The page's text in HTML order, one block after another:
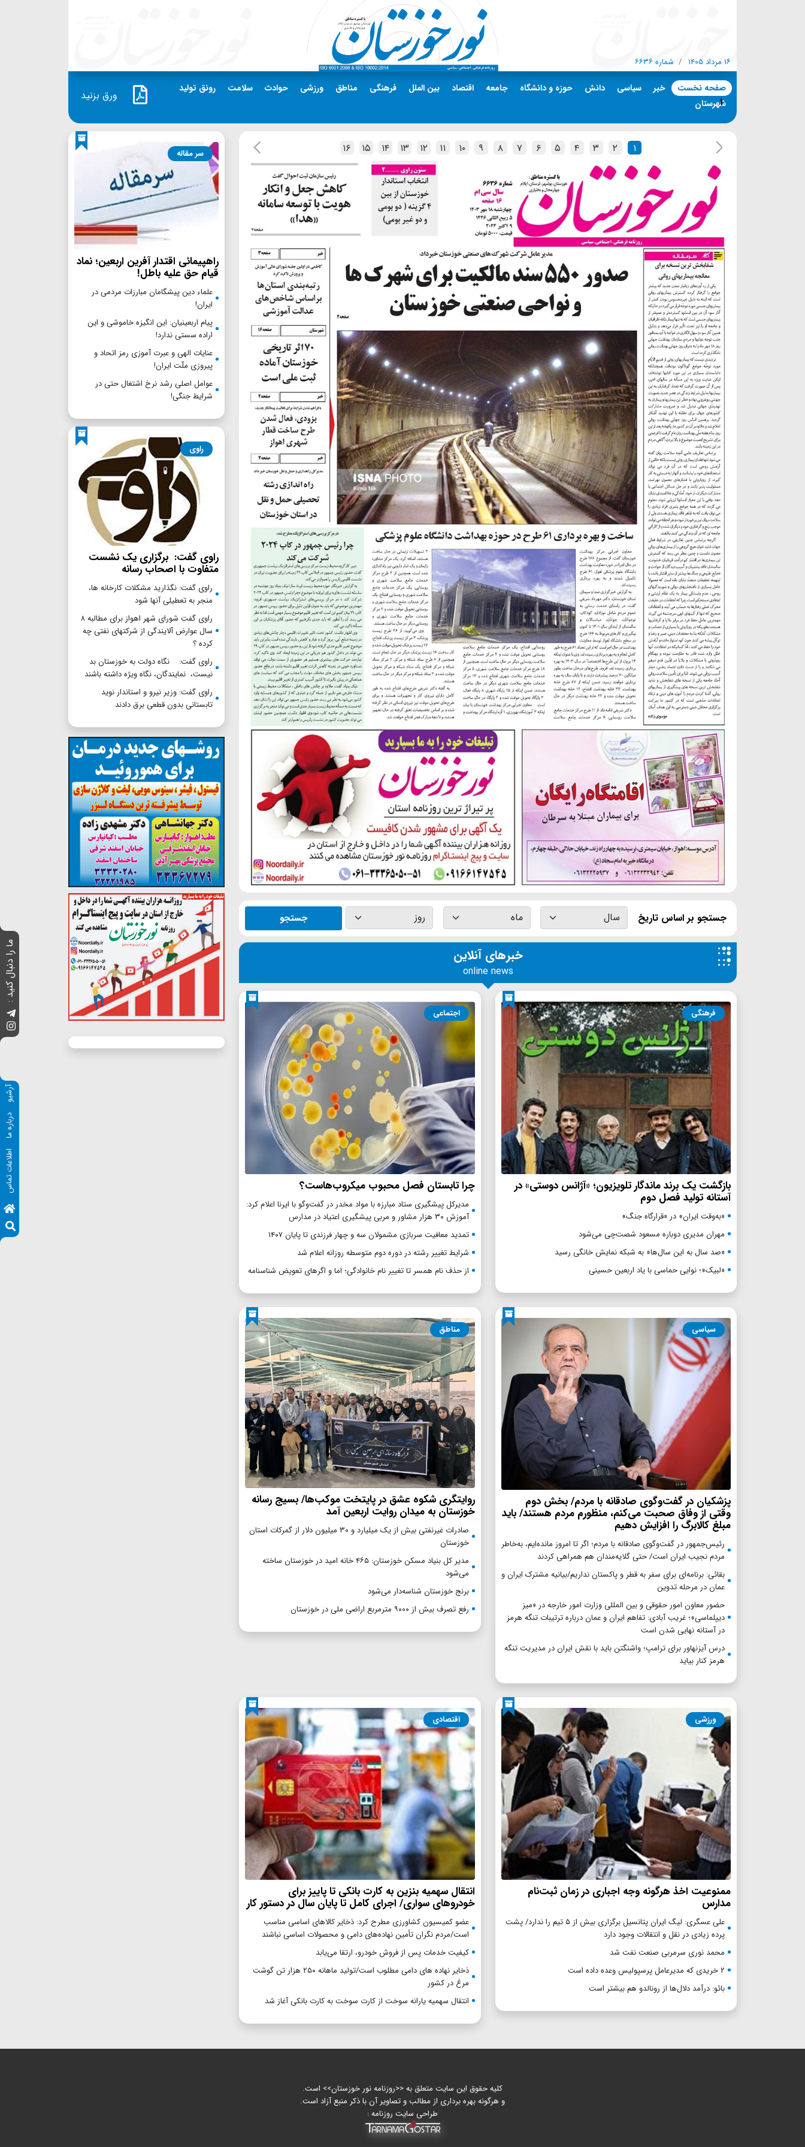
ما را دنبال کنید :
آرشیو
درباره ما
اطلاعات تماس
۱۶ مرداد ۱۴۰۵ شماره ۶۶۳۶
صفحه نخست
۱
خبر سیاسی دانش حوزه و دانشگاه جامعه اقتصاد بین الملل فرهنگی مناطق ورزشی حوادث سلامت
رونق تولید
شهرستان
ورق بزنید
۱ ۲ ۳ ۴ ۵ ۶ ۷ ۸ ۹ ۱۰ ۱۱ ۱۲ ۱۳ ۱۴ ۱۵ ۱۶
جستجو بر اساس تاریخ جستجو
خبرهای آنلاین
online news
فرهنگی
بازگشت یک برند ماندگار تلویزیون؛ «آژانس دوستی» در
آستانه تولید فصل دوم
«به‌وقت ایران» در «قرارگاه جنگ»
مهران مدیری دوباره مسعود شصت‌چی می‌شود
«صد سال به این سال‌ها» به شبکه نمایش خانگی رسید
«لبیک»؛ نوایی حماسی با یاد اربعین حسینی
اجتماعی
چرا تابستان فصل محبوب میکروب‌هاست؟
مدیرکل پیشگیری ستاد مبارزه با مواد مخدر در گفت‌وگو با ایرنا اعلام کرد:
آموزش ۳۰ هزار مشاور و مربی پیشگیری اعتیاد در مدارس
تمدید معافیت سربازی مشمولان سه و چهار فرزندی تا پایان ۱۴۰۷
شرایط تغییر رشته در دوره دوم متوسطه روزانه اعلام شد
از حذف نام همسر تا تغییر نام خانوادگی؛ اما و اگرهای تعویض شناسنامه
سیاسی
پزشکیان در گفت‌وگوی صادقانه با مردم/ بخش دوم
وقتی از وفاق صحبت می‌کنم، منظورم مردم هستند/ باید
مبلغ کالابرگ را افزایش دهیم
رئیس‌جمهور در گفت‌وگوی صادقانه با مردم؛ اگر تا امروز مانده‌ایم، به‌خاطر
مردم نجیب ایران است/ حتی گلایه‌مندان هم همراهی کردند
بقائی: برنامه‌ای برای سفر به قطر و پاکستان نداریم/بیانیه مشترک ایران و
عمان در مرحله تدوین
حضور معاون امور حقوقی و بین المللی وزارت امور خارجه در «میز
دیپلماسی»؛ غریب آبادی: تفاهم ایران و عمان درباره ترتیبات تنگه هرمز
در آستانه نهایی شدن است
درس آیزنهاور برای ترامپ؛ واشنگتن باید با نقش ایران در مدیریت تنگه
هرمز کنار بیاید
مناطق
روایتگری شکوه عشق در پایتخت موکب‌ها/ بسیج رسانه
خوزستان به میدان روایت اربعین آمد
صادرات غیرنفتی بیش از یک میلیارد و ۳۰ میلیون دلار از گمرکات استان
خوزستان
مدیر کل بنیاد مسکن خوزستان: ۴۶۵ خانه امید در خوزستان ساخته
می‌شود
برنج خوزستان شناسه‌دار می‌شود
رفع تصرف بیش از ۹۰۰۰ مترمربع اراضی ملی در خوزستان
ورزشی
ممنوعیت اخذ هرگونه وجه اجباری در زمان ثبت‌نام
مدارس
علی عسگری: لیگ ایران پتانسیل برگزاری بیش از ۵ تیم را ندارد/ پشت
پرده زیادی در نقل و انتقالات وجود دارد
محمد نوری سرمربی صنعت نفت شد
۲ خریدی که مدیرعامل پرسپولیس وعده داده است
بائو: درآمد دلال‌ها از رونالدو هم بیشتر است
اقتصادی
انتقال سهمیه بنزین به کارت بانکی تا پاییز برای
خودروهای سواری/ اجرای کامل تا پایان سال در دستور کار
عضو کمیسیون کشاورزی مطرح کرد: ذخایر کالاهای اساسی مناسب
است/مردم نگران تأمین نهاده‌های دامی و محصولات اساسی نباشند
کیفیت خدمات پس از فروش خودرو، ارتقا می‌یابد
ذخایر نهاده های دامی مطلوب است/تولید ماهانه ۲۵۰ هزار تن گوشت
مرغ در کشور
انتقال سهمیه یارانه سوخت از کارت سوخت به کارت بانکی آغاز شد
سر مقاله
راهپیمائی اقتدار آفرین اربعین؛ نماد
قیام حق علیه باطل!
علماء دین پیشگامان مبارزات مردمی در
ایران!
پیام اربعینیان: این انگیزه خاموشی و این
اراده سستی ندارد!
عنایات الهی و عبرت آموزی رمز اتحاد و
پیروزی ملّت ایران!
عوامل اصلی رشد نرخ اشتغال حتی در
شرایط جنگی!
راوی
راوی گفت: برگزاری یک نشست
متفاوت با اصحاب رسانه
راوی گفت: نگذارید مشکلات کارخانه ها،
منجر به تعطیلی آنها شود
راوی گفت شورای شهر اهواز برای مطالبه ۸
سال عوارض آلایندگی از شرکتهای نفتی چه
کرده ؟
راوی گفت: نگاه دولت به خوزستان بد
نیست، نمایندگان، نگاه ویژه داشته باشند
راوی گفت: وزیر نیرو و استاندار نوید
تابستانی بدون قطعی برق دادند
کلیه حقوق این سایت متعلق به <<روزنامه نور خوزستان>> است.
و هرگونه بهره برداری از مطالب و تصاویر آن با ذکر منبع آزاد است.
طراحی سایت روزنامه :